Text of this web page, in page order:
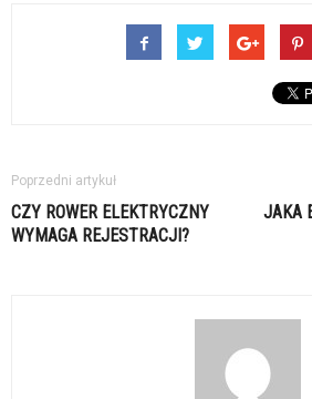
Poprzedni artykuł
CZY ROWER ELEKTRYCZNY
WYMAGA REJESTRACJI?
JAKA